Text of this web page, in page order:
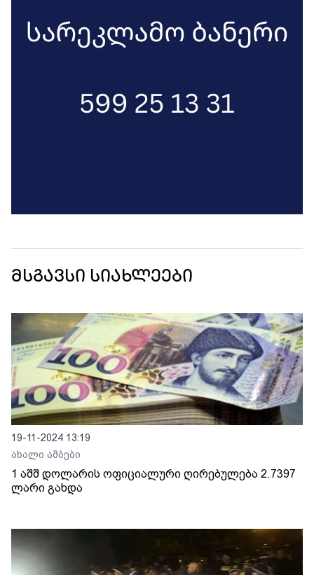
მსგავსი სიახლეები
19-11-2024 13:19
ახალი ამბები
1 აშშ დოლარის ოფიციალური ღირებულება 2.7397
ლარი გახდა